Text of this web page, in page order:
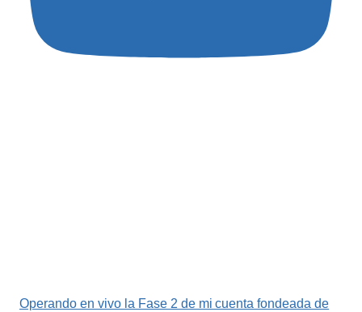
Operando en vivo la Fase 2 de mi cuenta fondeada de